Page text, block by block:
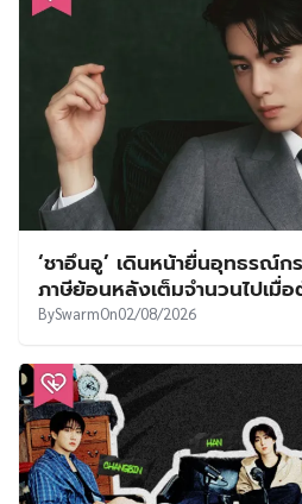
‘ชาอึนอู’ เดินหน้ายื่นอุทธรณ์ก
ภาษีย้อนหลังเต็มจำนวนไปเมื่
BySwarmOn02/08/2026